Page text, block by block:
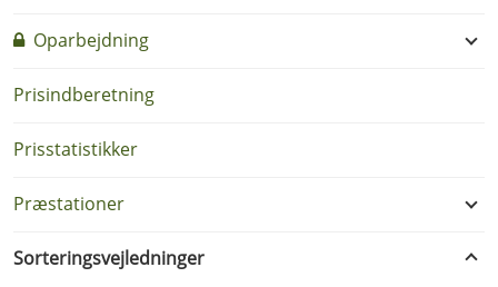
Oparbejdning
Prisindberetning
Prisstatistikker
Præstationer
Sorteringsvejledninger